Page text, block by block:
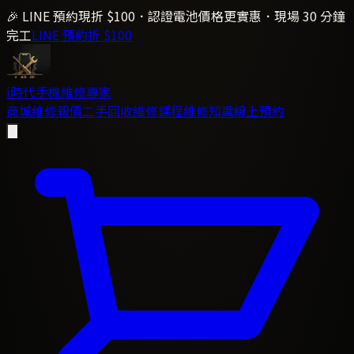
🎉 LINE 預約現折 $100．認證電池價格更實惠．現場 30 分鐘
完工LINE 預約折 $100
i時代手機維修專家
商城維修報價二手回收維修課程維修知識線上預約